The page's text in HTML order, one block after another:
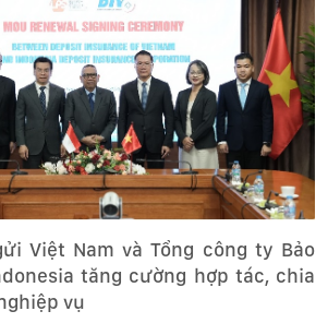
Việt Nam và Tổng công ty Bảo
tăng cường hợp tác, chia
vụ